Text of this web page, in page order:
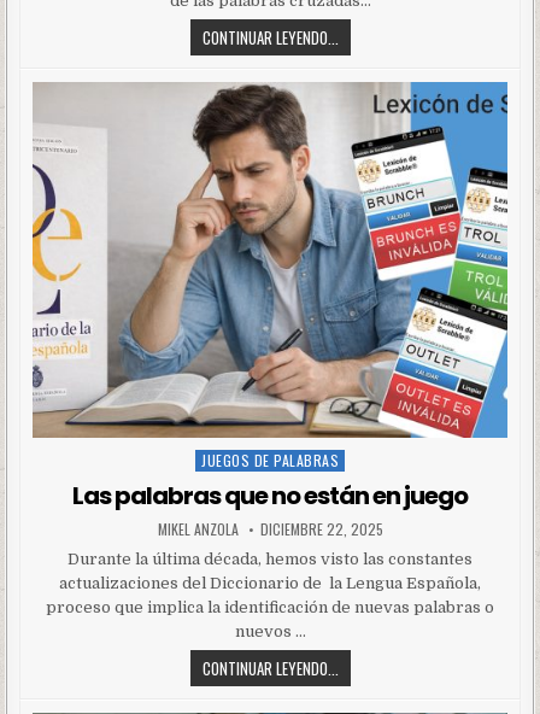
CONTINUAR LEYENDO...
Posted
JUEGOS DE PALABRAS
Las palabras que no están en juego
MIKEL ANZOLA DICIEMBRE 22, 2025
Durante la última década, hemos visto las constantes
actualizaciones del Diccionario de la Lengua Española,
proceso que implica la identificación de nuevas palabras o
nuevos …
CONTINUAR LEYENDO...